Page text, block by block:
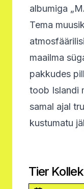
albumiga
Tema
maailma
pakkudes
toob Islandi
samal ajal
kustumatu
Tier